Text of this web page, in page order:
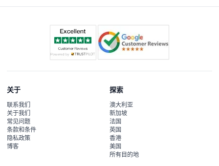
关于
联系我们
关于我们
常见问题
条款和条件
隐私政策
博客
探索
澳大利亚
新加坡
法国
英国
香港
美国
所有目的地